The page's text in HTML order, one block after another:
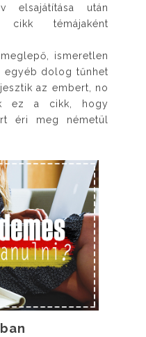
elsajátítása után
témájaként
ismeretlen
egyéb dolog tűnhet
az embert, no
ez a cikk, hogy
éri meg németül